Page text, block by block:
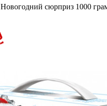
Новогодний сюрприз 1000